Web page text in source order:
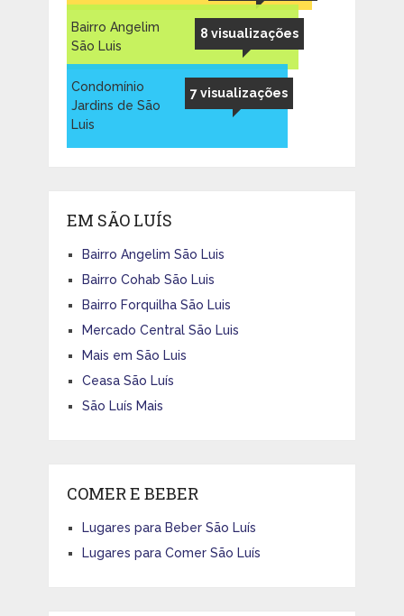
8 visualizações
Bairro Angelim
São Luis
7 visualizações
Condomínio
Jardins de São
Luis
EM SÃO LUÍS
Bairro Angelim São Luis
Bairro Cohab São Luis
Bairro Forquilha São Luis
Mercado Central São Luis
Mais em São Luis
Ceasa São Luís
São Luís Mais
COMER E BEBER
Lugares para Beber São Luís
Lugares para Comer São Luís